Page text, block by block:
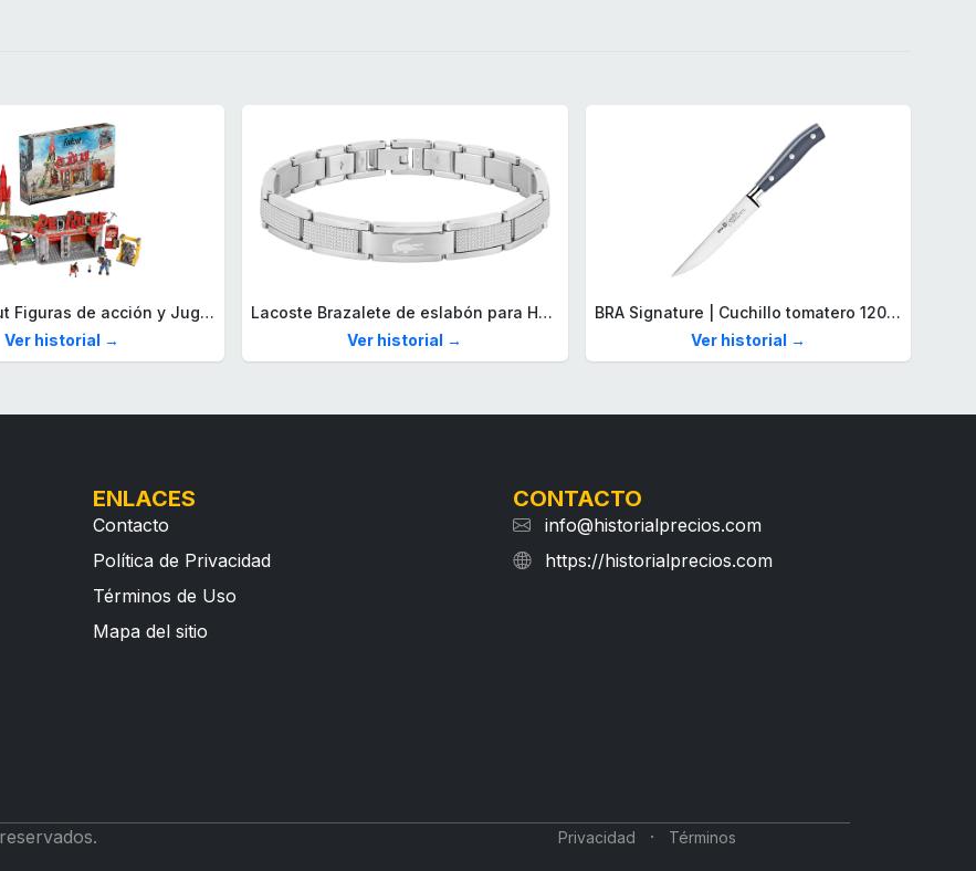
Mega Fallout Figuras de acción y Juguetes de construcción, Parada de Camiones Red Rocket con 824 Piezas, 2 Personajes articulados y Accesorios, para coleccionistas, HXT00
Ver historial →
Lacoste Brazalete de eslabón para Hombre Colección STENCIL de Acero inoxidable
Ver historial →
BRA Signature | Cuchillo tomatero 120 mm, Acero Inoxidable alemán forjado con Molibdeno Vanadio, Mango Remachado ABS, Diseño Ergonómico, Hoja 1,6 mm espesor
Ver historial →
ENLACES
Contacto
Política de Privacidad
Términos de Uso
Mapa del sitio
CONTACTO
info@historialprecios.com
https://historialprecios.com
Privacidad · Términos